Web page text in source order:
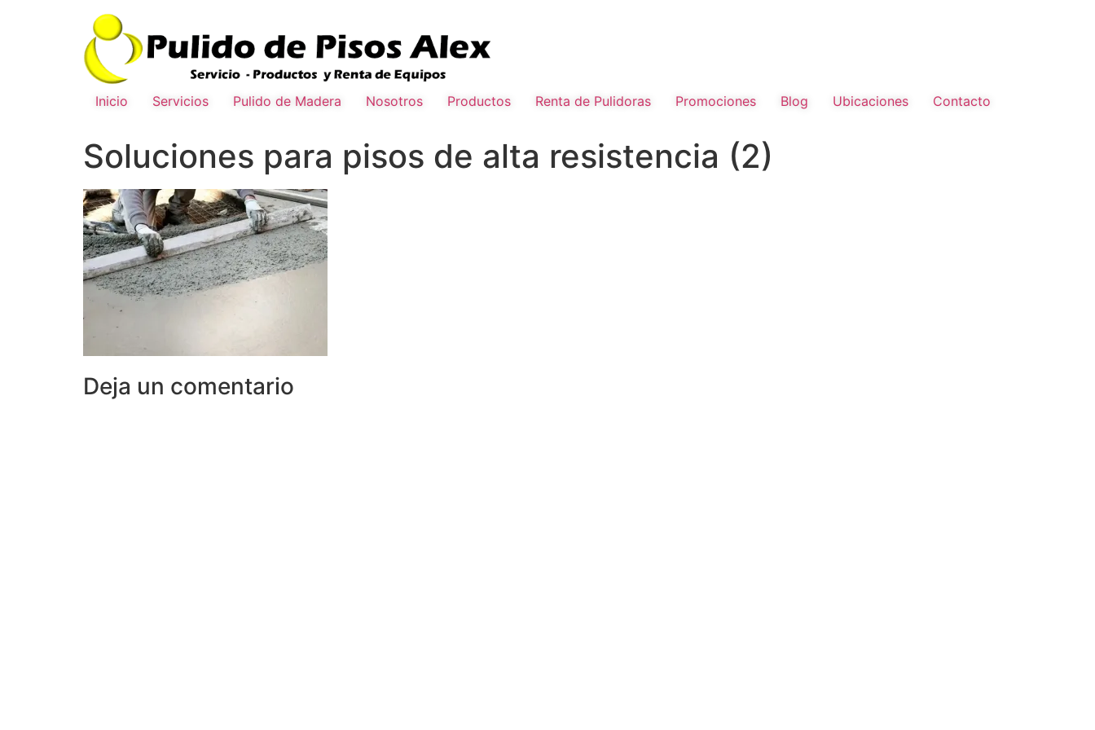
Inicio Servicios Pulido de Madera Nosotros Productos Renta de Pulidoras Promociones Blog Ubicaciones Contacto
Soluciones para pisos de alta resistencia (2)
Deja un comentario